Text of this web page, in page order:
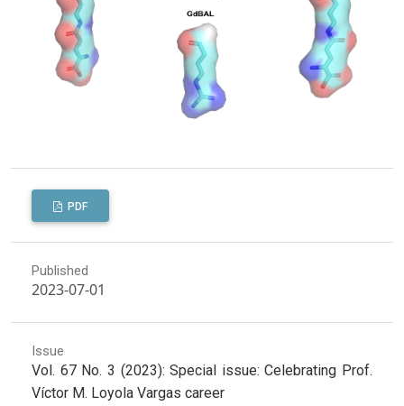
PDF
Published
2023-07-01
Issue
Vol. 67 No. 3 (2023): Special issue: Celebrating Prof.
Víctor M. Loyola Vargas career